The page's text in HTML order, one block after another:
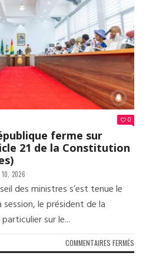
ET
0
ferme sur
21 de la Constitution
10, 2026
des ministres s’est tenue le
le président de la
sur le...
COMMENTAIRES FERMÉS
LE